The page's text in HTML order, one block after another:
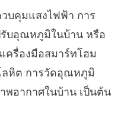
วบคุมแสงไฟฟ้า การ
รับอุณหภูมิในบ้าน หรือ
ครื่องมือสมาร์ทโฮม
ลหิต การวัดอุณหภูมิ
อากาศในบ้าน เป็นต้น